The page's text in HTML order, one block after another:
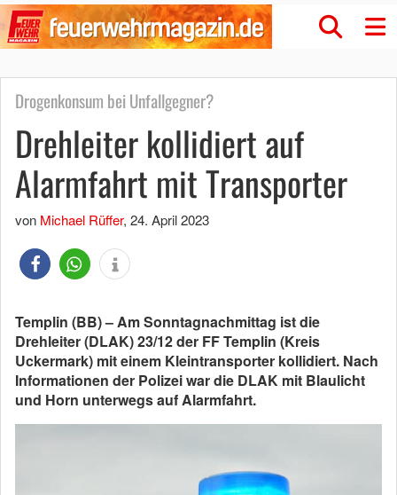
Drogenkonsum bei Unfallgegner?
Drehleiter kollidiert auf
Alarmfahrt mit Transporter
von Michael Rüffer, 24. April 2023
Templin (BB) – Am Sonntagnachmittag ist die
Drehleiter (DLAK) 23/12 der FF Templin (Kreis
Uckermark) mit einem Kleintransporter kollidiert. Nach
Informationen der Polizei war die DLAK mit Blaulicht
und Horn unterwegs auf Alarmfahrt.